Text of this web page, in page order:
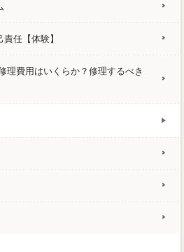
任【体験】
理費用はいくらか？修理するべき